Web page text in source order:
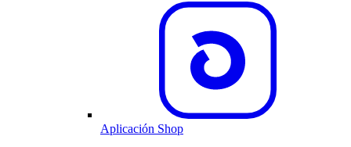
Aplicación Shop